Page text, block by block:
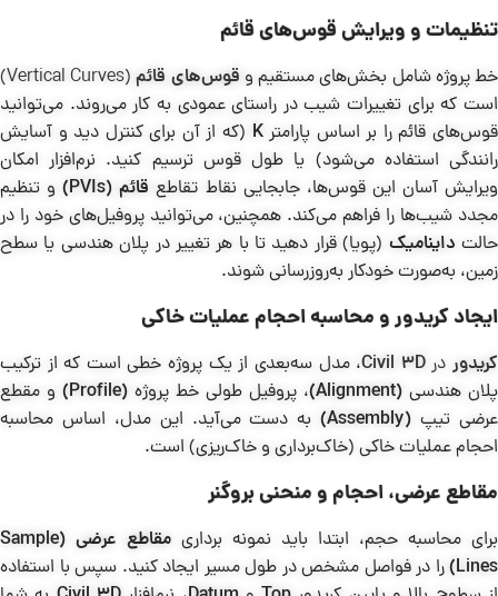
تنظیمات و ویرایش قوس‌های قائم
خط پروژه شامل بخش‌های مستقیم و قوس‌های قائم(Vertical Curves)
است که برای تغییرات شیب در راستای عمودی به کار می‌روند. می‌توانید
قوس‌های قائم را بر اساس پارامترK (که از آن برای کنترل دید و آسایش
رانندگی استفاده می‌شود) یا طول قوس ترسیم کنید. نرم‌افزار امکان
ویرایش آسان این قوس‌ها، جابجایی نقاط تقاطع قائم (PVIs)
و تنظیم
مجدد شیب‌ها را فراهم می‌کند. همچنین، می‌توانید پروفیل‌های خود را در
حالت داینامیک (پویا) قرار دهید تا با هر تغییر در پلان هندسی یا سطح
زمین، به‌صورت خودکار به‌روزرسانی شوند.
ایجاد کریدور و محاسبه احجام عملیات خاکی
کریدوردرCivil 3D، مدل سه‌بعدی از یک پروژه خطی است که از ترکیب
پلان هندسی (Alignment) ، پروفیل طولی خط پروژه (Profile)
و مقطع
عرضی تیپ (Assembly)
به دست می‌آید. این مدل، اساس محاسبه
احجام عملیات خاکی (خاک‌برداری و خاک‌ریزی) است.
مقاطع عرضی، احجام و منحنی بروگنر
برای محاسبه حجم، ابتدا باید نمونه برداری مقاطع عرضی
(Sample
Lines) را در فواصل مشخص در طول مسیر ایجاد کنید. سپس با استفاده